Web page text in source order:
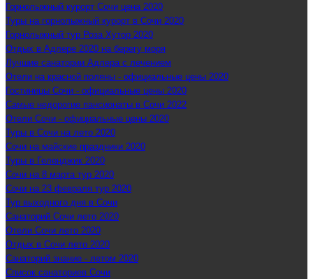
Горнолыжный курорт Сочи цена 2020
Туры на горнолыжный курорт в Сочи 2020
Горнолыжный тур Роза Хутор 2020
Отдых в Адлере 2020 на берегу моря
Лучшие санатории Адлера с лечением
Отели на красной поляны - официальные цены 2020
Гостиницы Сочи - официальные цены 2020
Самые недорогие пансионаты в Сочи 2022
Отели Сочи - официальные цены 2020
Туры в Сочи на лето 2020
Сочи на майские праздники 2020
Туры в Геленджик 2020
Сочи на 8 марта тур 2020
Сочи на 23 февраля тур 2020
Тур выходного дня в Сочи
Санаторий Сочи лето 2020
Отели Сочи лето 2020
Отдых в Сочи лето 2020
Санаторий знание - летом 2020
Список санаториев Сочи